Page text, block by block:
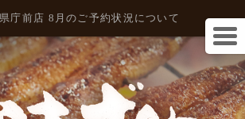
庁前店 8月のご予約状況について